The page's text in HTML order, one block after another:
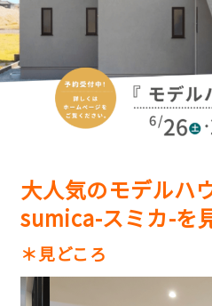
大人気のモデルハ
sumica-スミカ-を
＊見どころ